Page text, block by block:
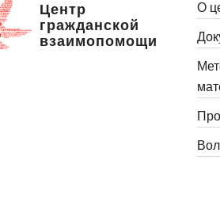
Центр
гражданской
взаимопомощи
О